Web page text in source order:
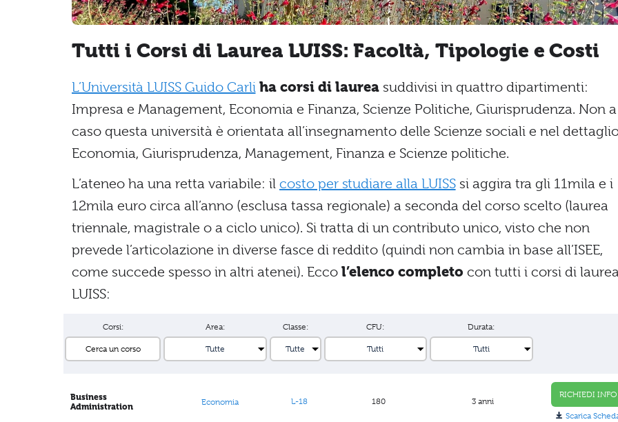
Tutti i Corsi di Laurea LUISS: Facoltà, Tipologie e Costi
L’Università LUISS Guido Carliha corsi di laureasuddivisi in quattro dipartimenti:
Impresa e Management, Economia e Finanza, Scienze Politiche, Giurisprudenza. Non a
caso questa università è orientata all’insegnamento delle Scienze sociali e nel
Economia, Giurisprudenza, Management, Finanza e Scienze politiche.
L’ateneo ha una retta variabile: il costo per studiare alla LUISSsi aggira tra gli 11mila e i
12mila euro circa all’anno (esclusa tassa regionale) a seconda del corso scelto (laurea
triennale, magistrale o a ciclo unico). Si tratta di un contributo unico, visto che non
prevede l’articolazione in diverse fasce di reddito (quindi non cambia in base all’ISEE,
come succede spesso in altri atenei). Ecco l’elenco completo con tutti i corsi di
LUISS:
Corsi: Area: Classe: CFU: Durata:
Business
Administration
Economia L-18 180 3 anni
RICHIEDI INFO
Scarica